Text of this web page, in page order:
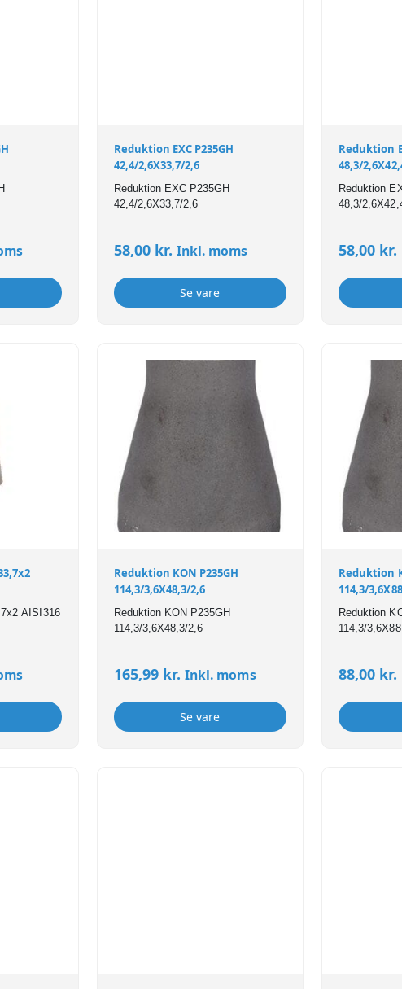
Reduktion EXC P235GH
42,4/2,6X33,7/2,6
Reduktion EXC P235GH
42,4/2,6X33,7/2,6
58,00 kr. Inkl. moms
Se vare
Reduktion
48,3/
Reduktion
48,3/
58,00 kr.
AISI316
Reduktion KON P235GH
114,3/3,6X48,3/2,6
Reduktion KON P235GH
114,3/3,6X48,3/2,6
165,99 kr. Inkl. moms
Se vare
Reduktion
114,3/
Reduktion
114,3/
88,00 kr.